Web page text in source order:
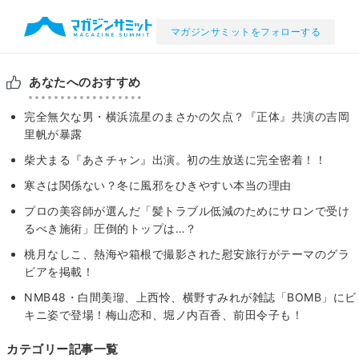
マガジンサミットをフォローする
あなたへのおすすめ
完全無欠な男・横浜流星のまさかの欠点？『正体』共演の吉岡
里帆が暴露
柴犬まる『あさチャン』出演。初の生放送に完全密着！！
寒さは関係ない？冬に風邪をひきやすい本当の理由
プロの美容師が選んだ「髪トラブル低減のためにサロンで受け
るべき施術」圧倒的トップは…？
桃月なしこ、熱海や箱根で撮影された慰安旅行がテーマのグラ
ビアを掲載！
NMB48・白間美瑠、上西怜、横野すみれが雑誌「BOMB」にビ
キニ姿で登場！梅山恋和、堀ノ内百香、前田令子も！
カテゴリー記事一覧